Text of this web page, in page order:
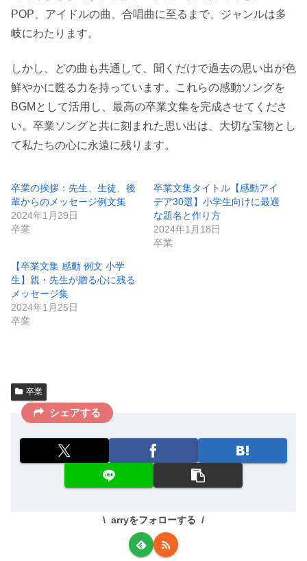
POP、アイドルの曲、合唱曲に至るまで、ジャンルは多
岐にわたります。
しかし、どの曲も共通して、聞くだけで過去の思い出が色
鮮やかに甦る力を持っています。これらの感動ソングを
BGMとして活用し、最高の卒業文集を完成させてくださ
い。卒業ソングと共に刻まれた思い出は、大切な宝物とし
て私たちの心に永遠に残ります。
卒業の挨拶：先生、生徒、後
輩からのメッセージ例文集
2024年1月29日
卒業
卒業文集タイトル【感動アイ
デア30選】小学生向けに最適
な題名と作り方
2024年1月18日
卒業
【卒業文集 感動 例文 小学
生】親・先生が贈る心に残る
メッセージ集
2024年1月25日
卒業
卒業
シェアする
arryをフォローする